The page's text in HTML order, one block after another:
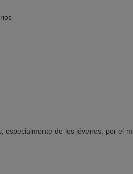
especialmente de los jóvenes, por el